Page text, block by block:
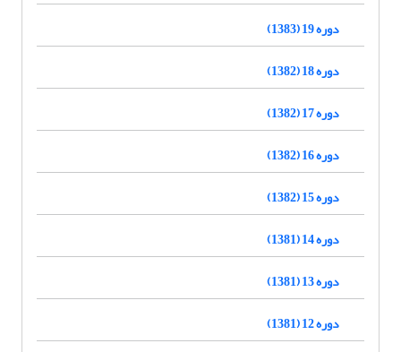
دوره 19 (1383)
دوره 18 (1382)
دوره 17 (1382)
دوره 16 (1382)
دوره 15 (1382)
دوره 14 (1381)
دوره 13 (1381)
دوره 12 (1381)